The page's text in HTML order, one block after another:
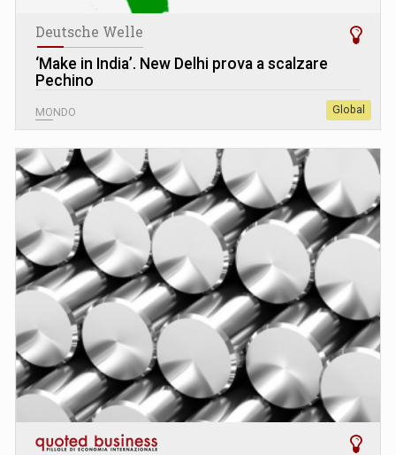
Deutsche Welle
‘Make in India’. New Delhi prova a scalzare
Pechino
MONDO Global